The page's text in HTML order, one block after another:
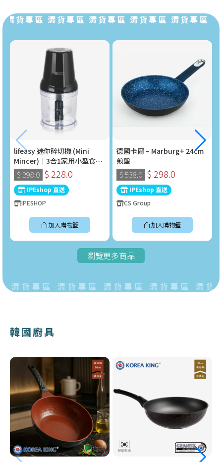
貨專區 清貨專區 清貨專區 清貨專區 清貨專區
lifeasy 迷你碎切機 (Mini
Mincer)｜3合1家用小型食物
處理器 (400W)
$ 298.0 $ 228.0
IPEshop 直送
IPESHOP
加入購物籃
德國卡爾 – Marburg+ 24cm
煎盤
$ 538.0 $ 298.0
IPEshop 直送
CS Group
加入購物籃
瀏覽更多商品
清貨專區 清貨專區 清貨專區 清貨專區 清貨
韓國廚具